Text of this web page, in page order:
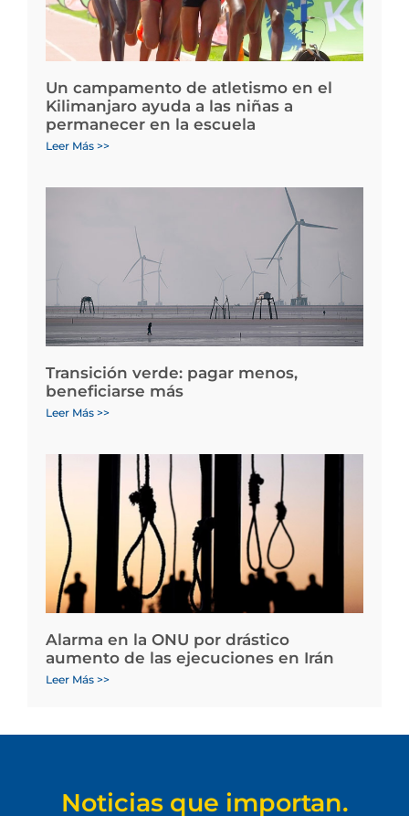
Un campamento de atletismo en el
Kilimanjaro ayuda a las niñas a
permanecer en la escuela
Leer Más >>
Transición verde: pagar menos,
beneficiarse más
Leer Más >>
Alarma en la ONU por drástico
aumento de las ejecuciones en Irán
Leer Más >>
Noticias que importan.